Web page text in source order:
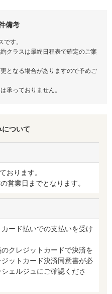
備考
す。
クラスは最終日程表で確定のご案
となる場合がありますので予めご
承っておりません。
について
おります。
営業日までとなります。
ード払いでの支払いを受け
クレジットカードで決済を
ットカード決済同意書が必
ェルジュにご確認くださ